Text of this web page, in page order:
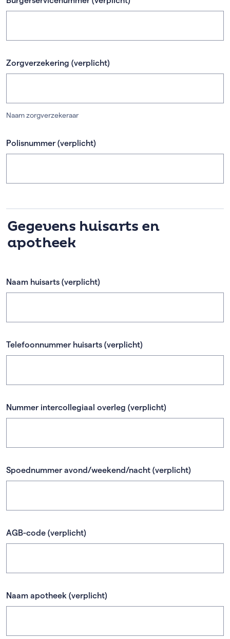
Zorgverzekering (verplicht)
Naam zorgverzekeraar
Polisnummer (verplicht)
Gegevens huisarts en
apotheek
Naam huisarts (verplicht)
Telefoonnummer huisarts (verplicht)
Nummer intercollegiaal overleg (verplicht)
Spoednummer avond/weekend/nacht (verplicht)
AGB-code (verplicht)
Naam apotheek (verplicht)